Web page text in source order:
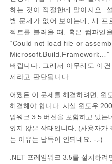
하는 것이 적절한데 말이지요.
별 문제가 없어 보이는데, 새 프
젝트를 불러올 때, 혹은 컴파일
“Could not load file or
Microsoft.Build.Framework…”
버립니다. 그래서 아무래도 이
제라고 판단됩니다.
어쨌든 이 문제를 해결하려면, 윈
해결해야 합니다. 사실 윈도우
임워크 3.5 버전을 포함하고 있는
있지 않은 상태입니다. (사용자가
는 이유는 납득이 안되네요. -.-)
.NET 프레임워크 3.5를 설치하려